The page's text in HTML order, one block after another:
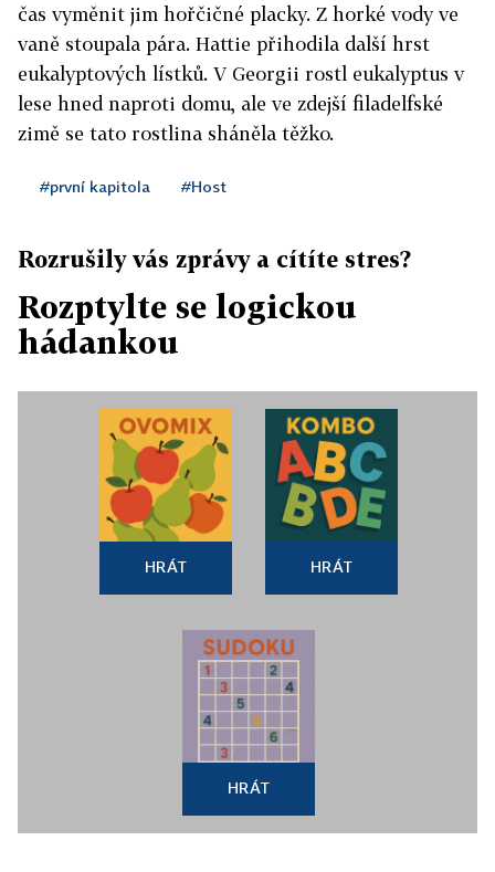
čas vyměnit jim hořčičné placky. Z horké vody ve
vaně stoupala pára. Hattie přihodila další hrst
eukalyptových lístků. V Georgii rostl eukalyptus v
lese hned naproti domu, ale ve zdejší filadelfské
zimě se tato rostlina sháněla těžko.
#první kapitola #Host
Rozrušily vás zprávy a cítíte stres?
Rozptylte se logickou
hádankou
HRÁT HRÁT
HRÁT